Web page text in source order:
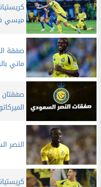
ميسي
صفقة
ماني
النصر